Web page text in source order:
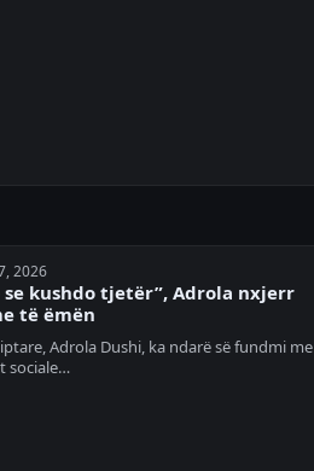
2026
kushdo tjetër”, Adrola nxjerr
të ëmën
Adrola Dushi, ka ndarë së fundmi me
sociale…